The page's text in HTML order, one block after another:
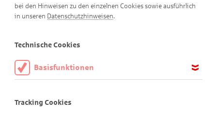
Stark für die Umwelt
bei den Hinweisen zu den einzelnen Cookies sowie ausführlich
in unseren Datenschutzhinweisen.
Technische Cookies
Basisfunktionen
aktiviert sein.
Tracking Cookies